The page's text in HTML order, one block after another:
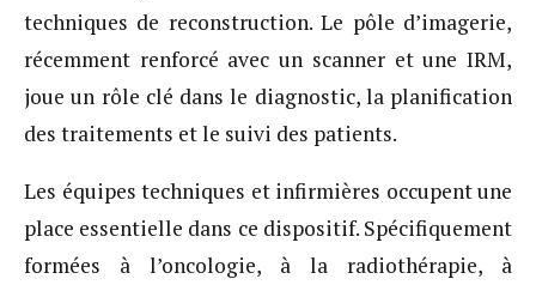
techniques de reconstruction. Le pôle d’imagerie,
récemment renforcé avec un scanner et une IRM,
joue un rôle clé dans le diagnostic, la planification
des traitements et le suivi des patients.
Les équipes techniques et infirmières occupent une
place essentielle dans ce dispositif. Spécifiquement
formées à l’oncologie, à la radiothérapie, à